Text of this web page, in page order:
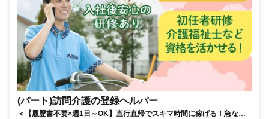
(パート)訪問介護の登録ヘルパー
＜【履歴書不要×週1日～OK】直行直帰でスキマ時間に稼げる！急なキ